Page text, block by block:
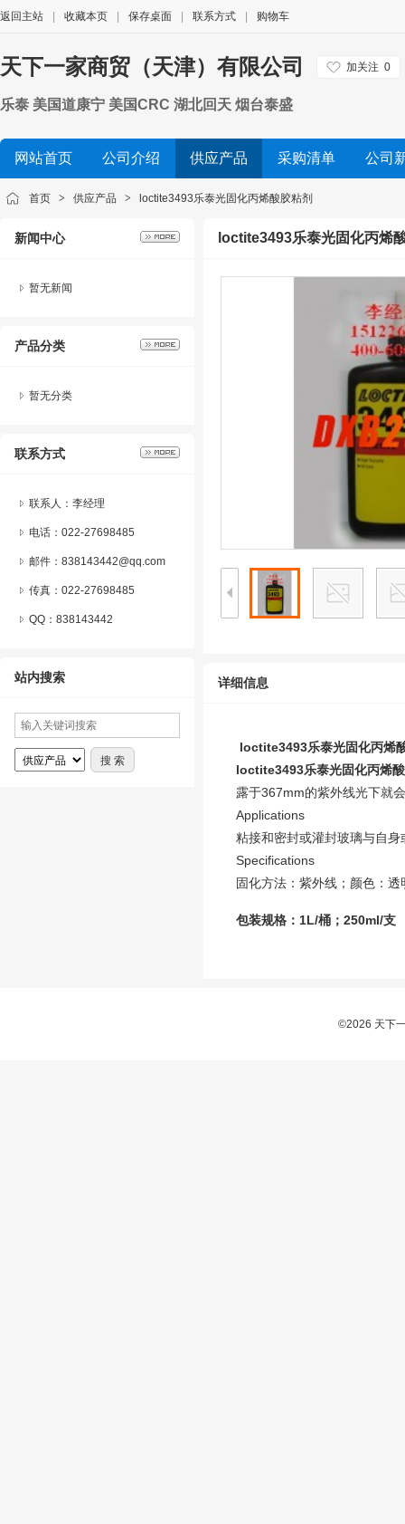
返回主站 收藏本页 保存桌面 联系方式 购物车
天下一家商贸（天津）有限公司 加关注 0
乐泰 美国道康宁 美国CRC 湖北回天 烟台泰盛
网站首页 公司介绍 供应产品 采购清单 公司
首页 > 供应产品 > loctite3493乐泰光固化丙烯酸胶粘剂
新闻中心
暂无新闻
产品分类
暂无分类
联系方式
联系人：李经理
电话：022-27698485
邮件：838143442@qq.com
传真：022-27698485
QQ： 838143442
站内搜索
loctite3493乐泰光固化丙烯
详细信息
loctite3493乐泰光固化丙烯
loctite3493乐泰光固化丙烯
露于367mm的紫外线光下就
Applications
粘接和密封或灌封玻璃与自
Specifications
固化方法：紫外线；颜色：
包装规格： 1L/桶； 250ml/支
©2026 天下